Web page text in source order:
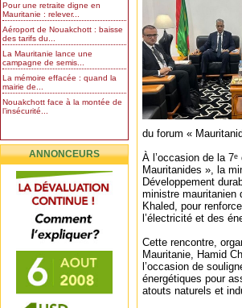
Pour une retraite digne en
Mauritanie : relever...
Aéroport de Nouakchott : baisse
des tarifs du...
La Mauritanie lance une
campagne de semis...
La mémoire effacée : quand la
mairie de...
Nouakchott face à la montée de
l’insécurité...
ANNONCEURS
du forum «
À l’occasion de la
Mauritanides », la
Développement
ministre mauritanien
Khaled, pour
l’électricité et des
Cette rencontre,
Mauritanie, Hamid
l’occasion de
énergétiques pour
atouts naturels et